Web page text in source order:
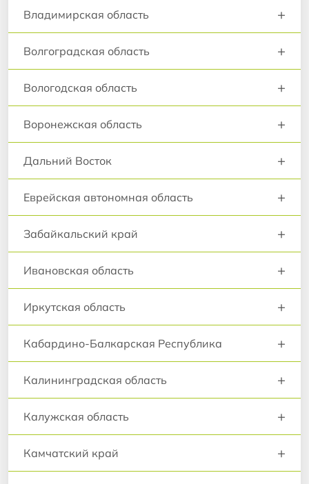
Владимирская область +
Волгоградская область +
Вологодская область +
Воронежская область +
Дальний Восток +
Еврейская автономная область +
Забайкальский край +
Ивановская область +
Иркутская область +
Кабардино-Балкарская Республика +
Калининградская область +
Калужская область +
Камчатский край +